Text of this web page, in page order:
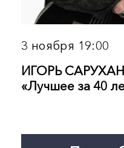
ХОР ВАЛААМСКОГО
МОНАСТЫРЯ. Концерт
Подробнее